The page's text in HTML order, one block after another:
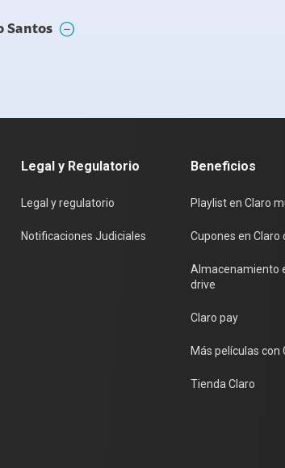
Santos
- Bogotá
fest Mex – Bogotá - Chingones
Caesar - Bogotá
Legal y Regulatorio
Legal y regulatorio
Notificaciones Judiciales
Beneficios
Playlist en Claro
Cupones en Claro
Almacenamiento
drive
Claro pay
Más películas con
Tienda Claro